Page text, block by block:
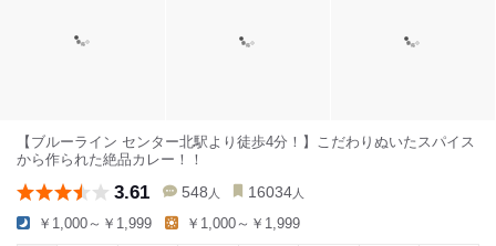
【ブルーライン センター北駅より徒歩4分！】こだわりぬいたスパイス
から作られた絶品カレー！！
3.61 548 人 16034 人
￥1,000～￥1,999 ￥1,000～￥1,999